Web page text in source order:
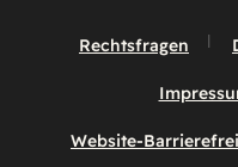
Rechtsfragen
Website-